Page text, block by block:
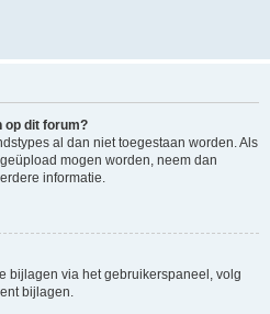
op dit forum?
al dan niet toegestaan worden. Als
mogen worden, neem dan
informatie.
bijlagen via het gebruikerspaneel, volg
bijlagen.